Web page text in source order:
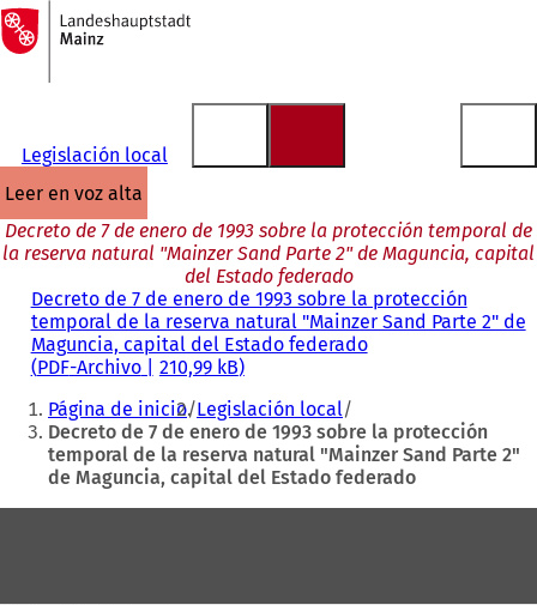
Saltar al contenido
A
la
página
Legislación local
leer en voz alta
Decreto de 7 de enero de 1993 sobre la protección temporal de
la reserva natural "Mainzer Sand Parte 2" de Maguncia, capital
del Estado federado
Decreto de 7 de enero de 1993 sobre la protección
temporal de la reserva natural "Mainzer Sand Parte 2" de
Maguncia, capital del Estado federado
PDF-Archivo 210,99 kB
Estás
aquí:
Página de inicio Legislación local
Decreto de 7 de enero de 1993 sobre la protección
temporal de la reserva natural "Mainzer Sand Parte 2"
de Maguncia, capital del Estado federado